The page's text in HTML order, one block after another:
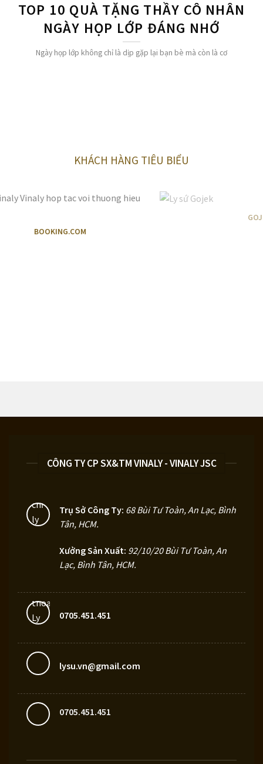
TOP 10 QUÀ TẶNG THẦY CÔ NHÂN
NGÀY HỌP LỚP ĐÁNG NHỚ
Ngày họp lớp không chỉ là dịp gặp lại bạn bè mà còn là cơ
KHÁCH HÀNG TIÊU BIỂU
CÔNG TY CP SX&TM VINALY - VINALY JSC
Trụ Sở Công Ty: 68 Bùi Tư Toàn, An Lạc, Bình
Tân, HCM.
Xưởng Sản Xuất: 92/10/20 Bùi Tư Toàn, An
Lạc, Bình Tân, HCM.
0705.451.451
lysu.vn@gmail.com
0705.451.451